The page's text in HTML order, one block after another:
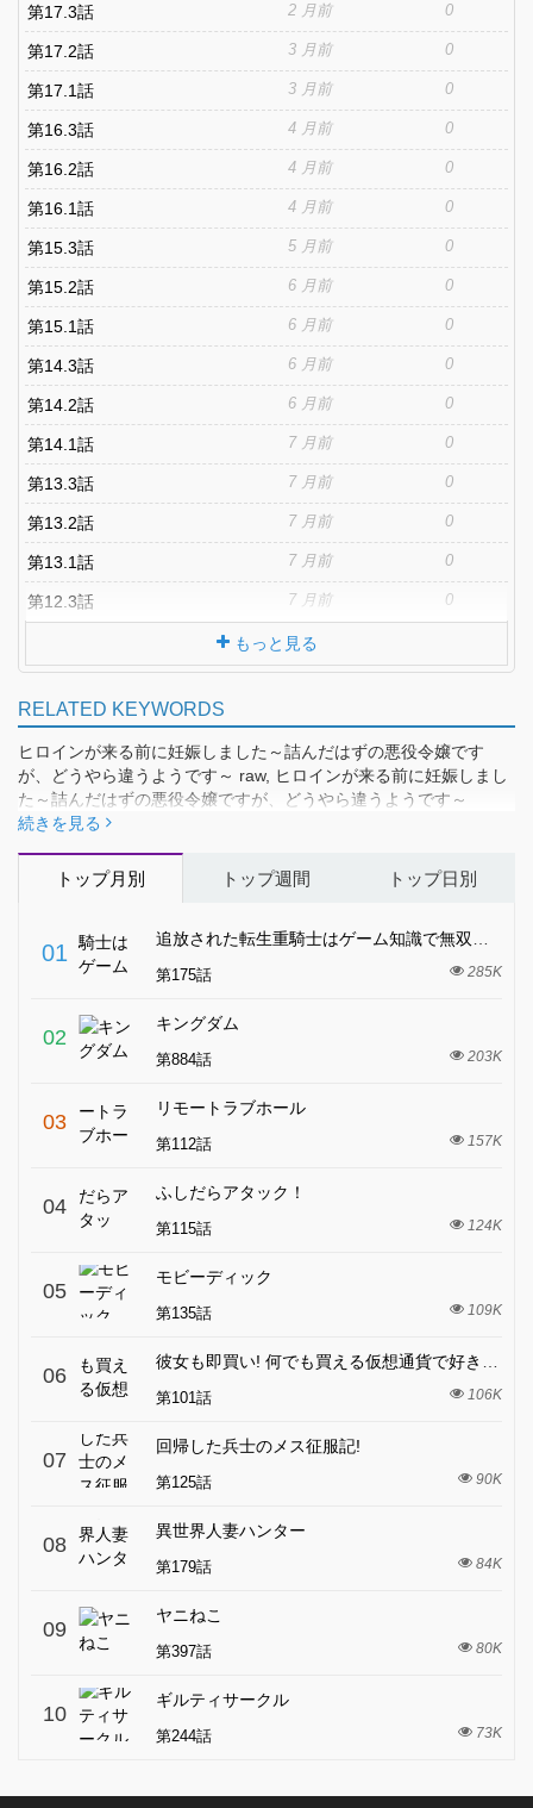
第17.3話 2 月前 0
第17.2話 3 月前 0
第17.1話 3 月前 0
第16.3話 4 月前 0
第16.2話 4 月前 0
第16.1話 4 月前 0
第15.3話 5 月前 0
第15.2話 6 月前 0
第15.1話 6 月前 0
第14.3話 6 月前 0
第14.2話 6 月前 0
第14.1話 7 月前 0
第13.3話 7 月前 0
第13.2話 7 月前 0
第13.1話 7 月前 0
第12.3話 7 月前 0
もっと見る
RELATED KEYWORDS
ヒロインが来る前に妊娠しました～詰んだはずの悪役令嬢です
が、どうやら違うようです～ raw, ヒロインが来る前に妊娠しまし
た～詰んだはずの悪役令嬢ですが、どうやら違うようです～
manga raw, ヒロインが来る前に妊娠しました～詰んだはずの悪役
に妊娠しました～詰んだはずの悪役令嬢ですが、どうやら違うよ
続きを見る
トップ月別 トップ週間 トップ日別
01
第175話 285K
02
キングダム
第884話 203K
03
リモートラブホール
第112話 157K
04
ふしだらアタック！
第115話 124K
05
モビーディック
第135話 109K
06
第101話 106K
07
回帰した兵士のメス征服記!
第125話 90K
08
異世界人妻ハンター
第179話 84K
09
ヤニねこ
第397話 80K
10
ギルティサークル
第244話 73K